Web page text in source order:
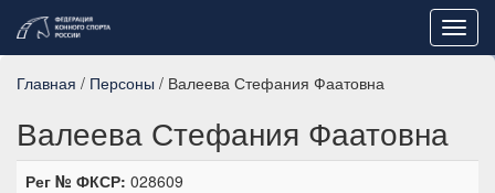
Главная / Персоны / Валеева Стефания Фаатовна
Валеева Стефания Фаатовна
Рег № ФКСР: 028609